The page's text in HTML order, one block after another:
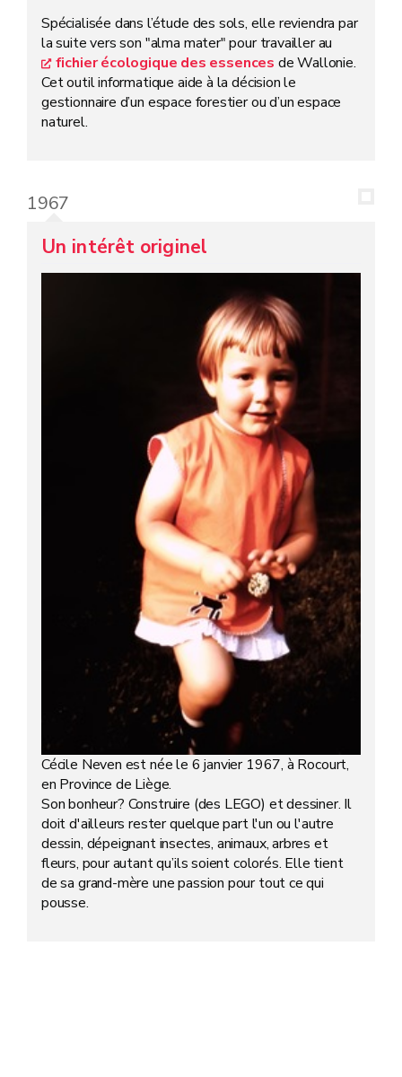
Spécialisée dans l’étude des sols, elle reviendra par
la suite vers son "alma mater" pour travailler au
fichier écologique des essences de Wallonie.
Cet outil informatique aide à la décision le
gestionnaire d’un espace forestier ou d’un espace
naturel.
1967
Un intérêt originel
Cécile Neven est née le 6 janvier 1967, à Rocourt,
en Province de Liège.
Son bonheur? Construire (des LEGO) et dessiner. Il
doit d'ailleurs rester quelque part l'un ou l'autre
dessin, dépeignant insectes, animaux, arbres et
fleurs, pour autant qu’ils soient colorés. Elle tient
de sa grand-mère une passion pour tout ce qui
pousse.